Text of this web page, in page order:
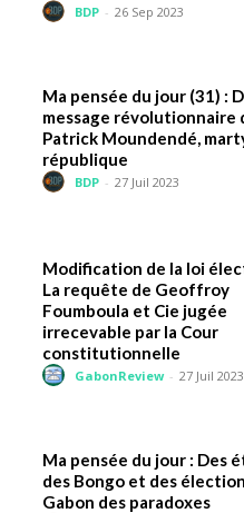
BDP - 26 Sep 2023
Ma pensée du jour (31) :
message révolutionnaire
Patrick Moundendé,
république
BDP - 27 Juil 2023
Modification de la loi
La requête de Geoffroy
Foumboula et Cie jugée
irrecevable par la Cour
constitutionnelle
GabonReview - 27 Juil 2023
Ma pensée du jour : Des
des Bongo et des
Gabon des paradoxes